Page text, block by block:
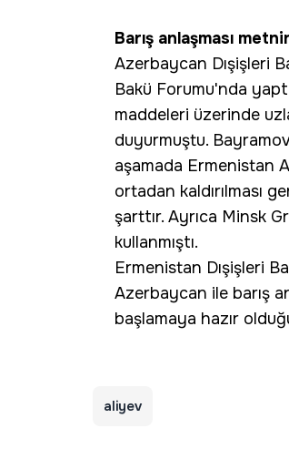
Barış anlaşması
Azerbaycan Dışişleri
Bakü Forumu'nda
maddeleri üzerinde
duyurmuştu.
aşamada Ermenistan
ortadan kaldırılması
şarttır. Ayrıca Minsk
kullanmıştı.
Ermenistan Dışişleri
Azerbaycan ile barış
başlamaya hazır
aliyev